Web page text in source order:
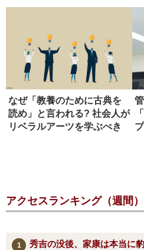
なぜ「教養のために古典を
読め」と言われる? 社会人が
リベラルアーツを学ぶべき
アクセスランキング（週間）
秀吉の没後、家康は本当に